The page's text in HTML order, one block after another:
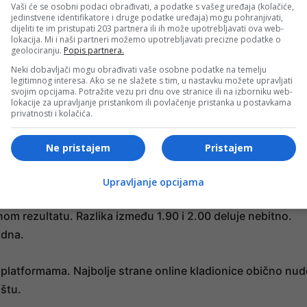
strane online kladionice posluju pod licencama
legitimni sistemi, ali nisu deo srpskog regulatornog
zoni.
na platformi registrovanoj na Malti. Povlačenje novca
traje duže nego što očekuje. Nije problem u kladionici,
sloboda dolazi sa većom odgovornošću.
rezultatu. Razlika između 1.90 i 2.00 deluje nebitno.
Najbolje strane online kladionice obično
Vaši će se osobni podaci obrađivati, a podatke s vašeg uređaja (kolačiće,
jedinstvene identifikatore i druge podatke uređaja) mogu pohranjivati,
dijeliti te im pristupati 203 partnera ili ih može upotrebljavati ova web-
lokacija. Mi i naši partneri možemo upotrebljavati precizne podatke o
geolociranju. Popis partnera.
Neki dobavljači mogu obrađivati vaše osobne podatke na temelju
legitimnog interesa. Ako se ne slažete s tim, u nastavku možete upravljati
svojim opcijama. Potražite vezu pri dnu ove stranice ili na izborniku web-
lokacije za upravljanje pristankom ili povlačenje pristanka u postavkama
privatnosti i kolačića.
Pristajem
Ne pristajem
Upravljanje opcijama